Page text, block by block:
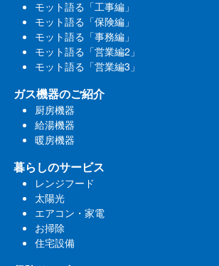
モット語る「工事編」
モット語る「保険編」
モット語る「事務編」
モット語る「営業編2」
モット語る「営業編3」
ガス機器のご紹介
厨房機器
給湯機器
暖房機器
暮らしのサービス
レンジフード
太陽光
エアコン・家電
お掃除
住宅設備